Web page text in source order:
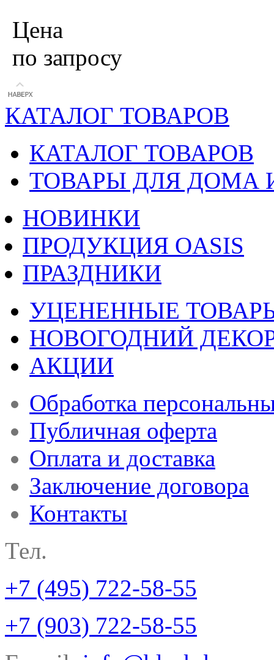
Цена
по запросу
КАТАЛОГ ТОВАРОВ
КАТАЛОГ ТОВАРОВ
ТОВАРЫ ДЛЯ ДОМА
НОВИНКИ
ПРОДУКЦИЯ OASIS
ПРАЗДНИКИ
УЦЕНЕННЫЕ
НОВОГОДНИЙ
АКЦИИ
Обработка
Публичная оферта
Оплата и доставка
Заключение договора
Контакты
Тел.
+7 (495) 722-58-55
+7 (903) 722-58-55